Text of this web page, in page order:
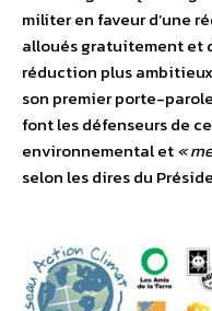
militer en faveur d’une
alloués gratuitement et
réduction plus
son premier porte-
font les défenseurs de
environnemental et«
selon les dires du